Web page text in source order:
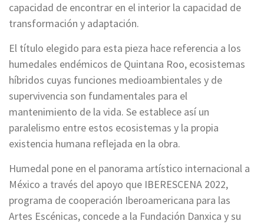
capacidad de encontrar en el interior la capacidad de
transformación y adaptación.
El título elegido para esta pieza hace referencia a los
humedales endémicos de Quintana Roo, ecosistemas
híbridos cuyas funciones medioambientales y de
supervivencia son fundamentales para el
mantenimiento de la vida. Se establece así un
paralelismo entre estos ecosistemas y la propia
existencia humana reflejada en la obra.
Humedal pone en el panorama artístico internacional a
México a través del apoyo que IBERESCENA 2022,
programa de cooperación Iberoamericana para las
Artes Escénicas, concede a la Fundación Danxica y su